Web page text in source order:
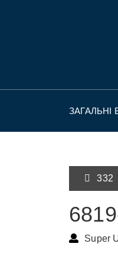
ЗАГАЛЬНІ
332
Super